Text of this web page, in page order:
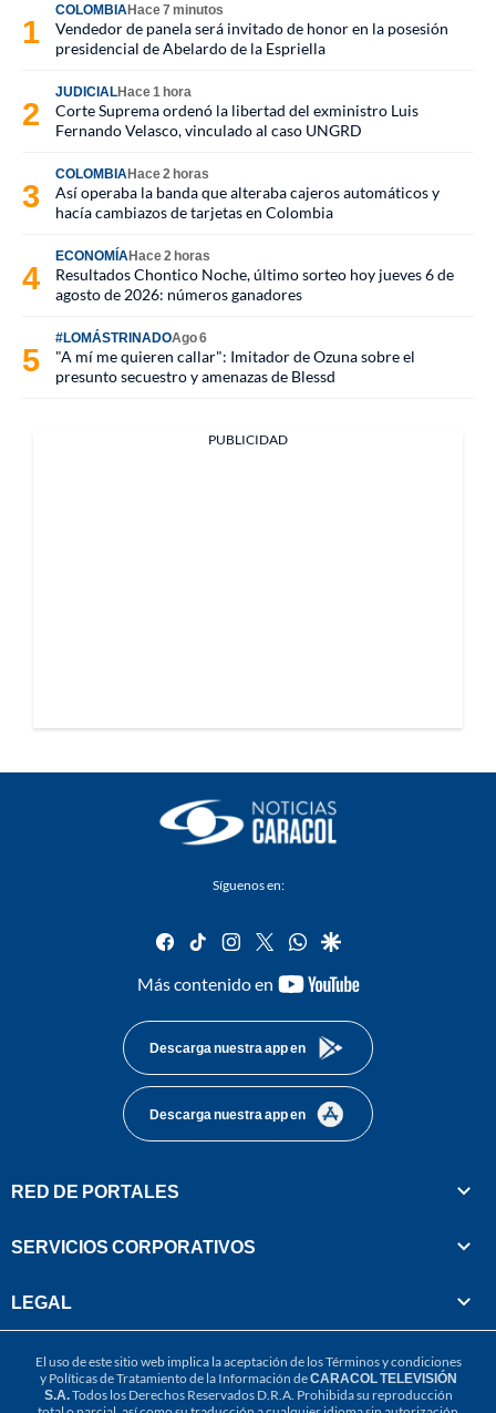
COLOMBIAHace 7 minutos
Vendedor de panela será invitado de honor en la posesión
presidencial de Abelardo de la Espriella
JUDICIALHace 1 hora
Corte Suprema ordenó la libertad del exministro Luis
Fernando Velasco, vinculado al caso UNGRD
COLOMBIAHace 2 horas
Así operaba la banda que alteraba cajeros automáticos y
hacía cambiazos de tarjetas en Colombia
ECONOMÍAHace 2 horas
Resultados Chontico Noche, último sorteo hoy jueves 6 de
agosto de 2026: números ganadores
#LOMÁSTRINADOAgo 6
"A mí me quieren callar": Imitador de Ozuna sobre el
presunto secuestro y amenazas de Blessd
PUBLICIDAD
Síguenos en:
facebook
tiktok instagram
twitterwhatsapp
google
Más contenido en
youtube-
Descarga nuestra app en
Descarga nuestra app en
RED DE PORTALES
SERVICIOS CORPORATIVOS
LEGAL
El uso de este sitio web implica la aceptación de losTérminos y condiciones
y Políticas de Tratamiento de la Información deCARACOL TELEVISIÓN
S.A.Todos los Derechos Reservados D.R.A. Prohibida su reproducción